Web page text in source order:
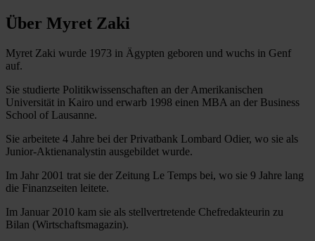
Über Myret Zaki
Myret Zaki wurde 1973 in Ägypten geboren und wuchs in Genf
auf.
Sie studierte Politikwissenschaften an der Amerikanischen
Universität in Kairo und erwarb 1998 einen MBA an der Business
School of Lausanne.
Sie arbeitete 4 Jahre bei der Privatbank Lombard Odier, wo sie als
Junior-Aktienanalystin ausgebildet wurde.
Im Jahr 2001 trat sie der Zeitung Le Temps bei, wo sie 9 Jahre lang
die Finanzseiten leitete.
Im Januar 2010 kam sie als stellvertretende Chefredakteurin zu
Bilan (Wirtschaftsmagazin).